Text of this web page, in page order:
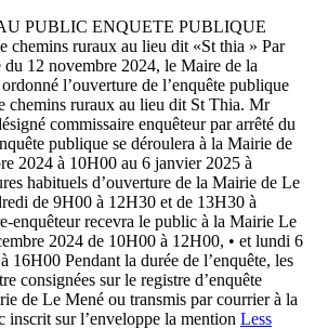
PUBLIC ENQUETE PUBLIQUE
chemins ruraux au lieu dit «St thia » Par
du 12 novembre 2024, le Maire de la
l’ouverture de l’enquête publique
chemins ruraux au lieu dit St Thia. Mr
commissaire enquêteur par arrêté du
publique se déroulera à la Mairie de
2024 à 10H00 au 6 janvier 2025 à
habituels d’ouverture de la Mairie de Le
de 9H00 à 12H30 et de 13H30 à
enquêteur recevra le public à la Mairie Le
2024 de 10H00 à 12H00, • et lundi 6
16H00 Pendant la durée de l’enquête, les
consignées sur le registre d’enquête
de Le Mené ou transmis par courrier à la
inscrit sur l’enveloppe la mention Less